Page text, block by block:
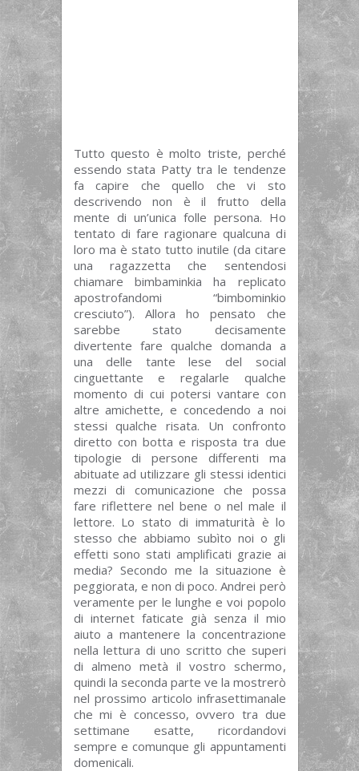
Tutto questo è molto triste, perché
essendo stata Patty tra le tendenze
fa capire che quello che vi sto
descrivendo non è il frutto della
mente di un’unica folle persona. Ho
tentato di fare ragionare qualcuna di
loro ma è stato tutto inutile (da citare
una ragazzetta che sentendosi
chiamare bimbaminkia ha replicato
apostrofandomi “bimbominkio
cresciuto”). Allora ho pensato che
sarebbe stato decisamente
divertente fare qualche domanda a
una delle tante lese del social
cinguettante e regalarle qualche
momento di cui potersi vantare con
altre amichette, e concedendo a noi
stessi qualche risata. Un confronto
diretto con botta e risposta tra due
tipologie di persone differenti ma
abituate ad utilizzare gli stessi identici
mezzi di comunicazione che possa
fare riflettere nel bene o nel male il
lettore. Lo stato di immaturità è lo
stesso che abbiamo subìto noi o gli
effetti sono stati amplificati grazie ai
media? Secondo me la situazione è
peggiorata, e non di poco. Andrei però
veramente per le lunghe e voi popolo
di internet faticate già senza il mio
aiuto a mantenere la concentrazione
nella lettura di uno scritto che superi
di almeno metà il vostro schermo,
quindi la seconda parte ve la mostrerò
nel prossimo articolo infrasettimanale
che mi è concesso, ovvero tra due
settimane esatte, ricordandovi
sempre e comunque gli appuntamenti
domenicali.